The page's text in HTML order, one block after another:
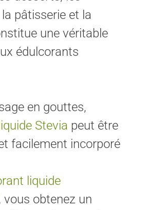
pâtisserie et la
une véritable
édulcorants
en gouttes,
Stevia peut être
facilement incorporé
liquide
vous obtenez un